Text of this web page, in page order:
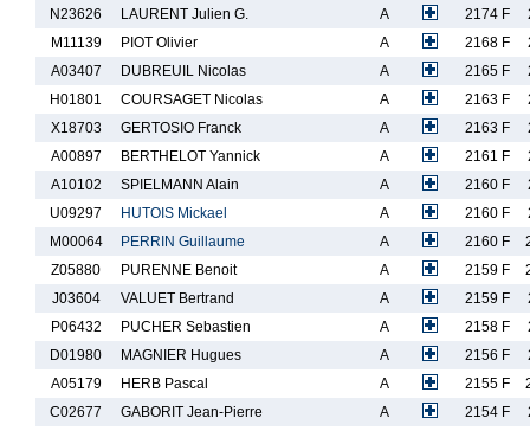
N23626
LAURENT Julien G. A 2174 F
M11139
PIOT Olivier A 2168 F
A03407
DUBREUIL Nicolas A 2165 F
H01801
COURSAGET Nicolas A 2163 F
X18703
GERTOSIO Franck A 2163 F
A00897
BERTHELOT Yannick A 2161 F
A10102
SPIELMANN Alain A 2160 F
U09297
HUTOIS Mickael A 2160 F
M00064
PERRIN Guillaume A 2160 F
Z05880
PURENNE Benoit A 2159 F
J03604
VALUET Bertrand A 2159 F
P06432
PUCHER Sebastien A 2158 F
D01980
MAGNIER Hugues A 2156 F
A05179
HERB Pascal A 2155 F
C02677
GABORIT Jean-Pierre A 2154 F